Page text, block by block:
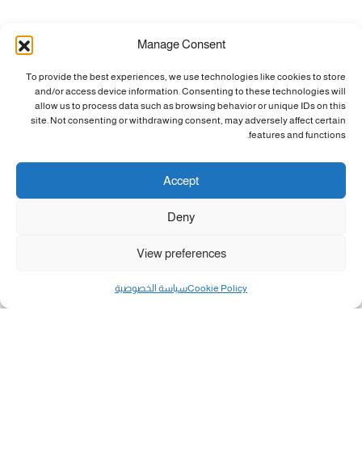
Manage Consent
To provide the best experiences, we use technologies like cookies to store
and/or access device information. Consenting to these technologies will
allow us to process data such as browsing behavior or unique IDs on this
site. Not consenting or withdrawing consent, may adversely affect certain
features and functions.
Accept
Deny
View preferences
Cookie Policyسياسة الخصوصية مال و أعمال